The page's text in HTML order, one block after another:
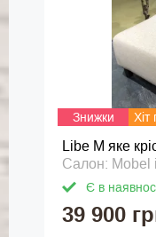
Знижки
Libe М яке
Салон: Mobel
Є в
39 900